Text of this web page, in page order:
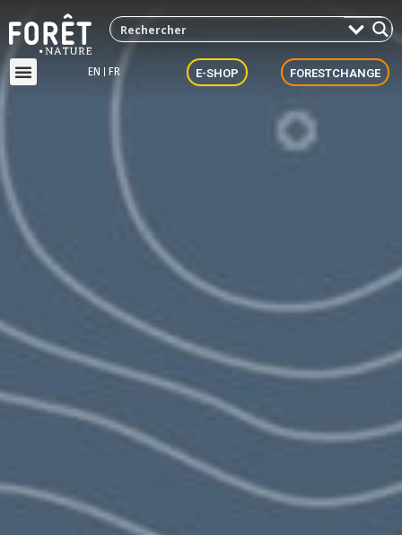
EN FR E-SHOP FORESTCHANGE